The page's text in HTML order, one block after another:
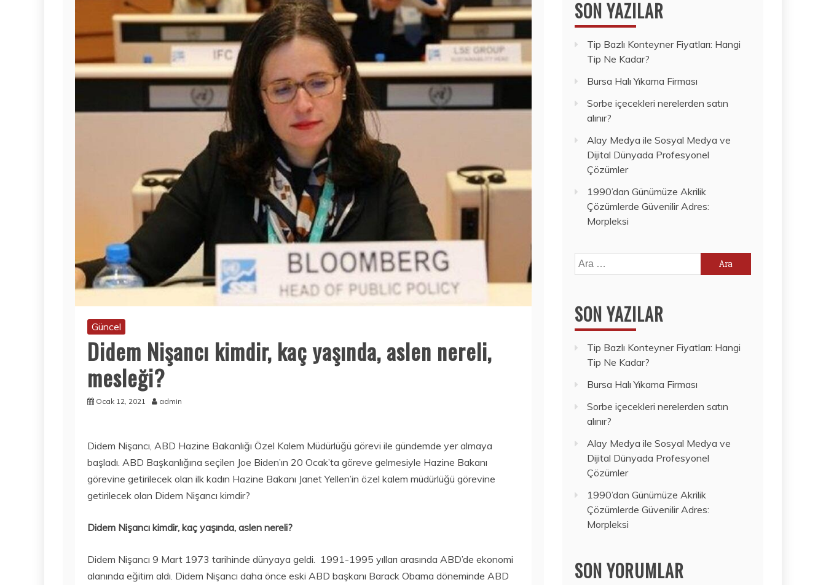
Güncel
Didem Nişancı kimdir, kaç yaşında, aslen nereli,
mesleği?
Ocak 12, 2021 admin
Didem Nişancı, ABD Hazine Bakanlığı Özel Kalem Müdürlüğü görevi ile gündemde yer almaya
başladı. ABD Başkanlığına seçilen Joe Biden’ın 20 Ocak’ta göreve gelmesiyle Hazine Bakanı
görevine getirilecek olan ilk kadın Hazine Bakanı Janet Yellen’in özel kalem müdürlüğü görevine
getirilecek olan Didem Nişancı kimdir?
Didem Nişancı kimdir, kaç yaşında, aslen nereli?
Didem Nişancı 9 Mart 1973 tarihinde dünyaya geldi. 1991-1995 yılları arasında ABD’de ekonomi
alanında eğitim aldı. Didem Nişancı daha önce eski ABD başkanı Barack Obama döneminde ABD
SON YAZILAR
Tip Bazlı Konteyner Fiyatları: Hangi
Tip Ne Kadar?
Bursa Halı Yıkama Firması
Sorbe içecekleri nerelerden satın
alınır?
Alay Medya ile Sosyal Medya ve
Dijital Dünyada Profesyonel
Çözümler
1990’dan Günümüze Akrilik
Çözümlerde Güvenilir Adres:
Morpleksi
Arama:
SON YAZILAR
Tip Bazlı Konteyner Fiyatları: Hangi
Tip Ne Kadar?
Bursa Halı Yıkama Firması
Sorbe içecekleri nerelerden satın
alınır?
Alay Medya ile Sosyal Medya ve
Dijital Dünyada Profesyonel
Çözümler
1990’dan Günümüze Akrilik
Çözümlerde Güvenilir Adres:
Morpleksi
SON YORUMLAR